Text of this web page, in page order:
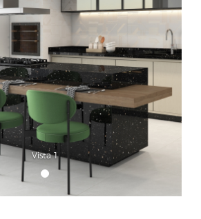
Vista 1